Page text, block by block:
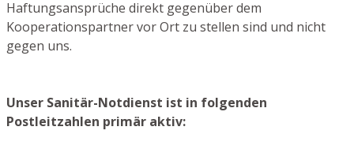
Haftungsansprüche direkt gegenüber dem
Kooperationspartner vor Ort zu stellen sind und nicht
gegen uns.
Unser Sanitär-Notdienst ist in folgenden
Postleitzahlen primär aktiv: